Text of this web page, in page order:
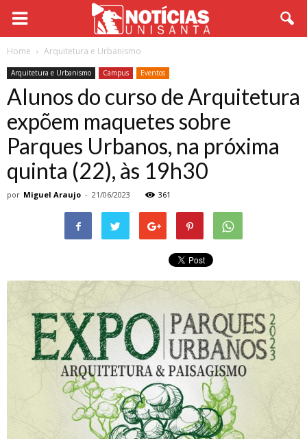
Home Arquitetura e Urbanismo
Arquitetura e Urbanismo Campus Eventos
Alunos do curso de Arquitetura
expõem maquetes sobre
Parques Urbanos, na próxima
quinta (22), às 19h30
por Miguel Araujo - 21/06/2023 361